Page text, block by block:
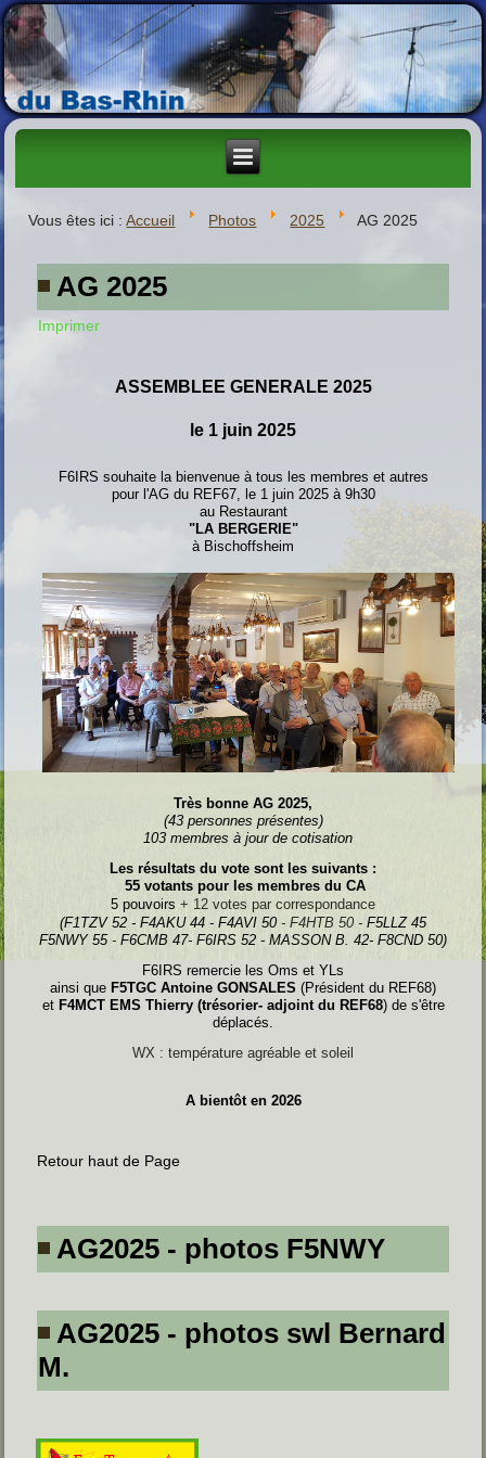
Vous êtes ici :Accueil Photos 2025 AG 2025
AG 2025
Imprimer
ASSEMBLEE GENERALE 2025
le 1 juin 2025
F6IRS souhaite la bienvenue à tous les membres et autres
pour l'AG du REF67, le 1 juin 2025 à 9h30
au Restaurant
"LA BERGERIE"
à Bischoffsheim
Très bonne AG 2025,
(43 personnes présentes)
103 membres à jour de cotisation
Les résultats du vote sont les suivants :
55 votants pour les membres du CA
5 pouvoirs + 12 votes par correspondance
(F1TZV 52 - F4AKU 44 - F4AVI 50 - F4HTB 50 - F5LLZ 45
F5NWY 55 - F6CMB 47- F6IRS 52 - MASSON B. 42- F8CND 50)
F6IRS remercie les Oms et YLs
ainsi que F5TGC Antoine GONSALES (Président du REF68)
et F4MCT EMS Thierry (trésorier- adjoint du REF68) de s'être
déplacés.
WX : température agréable et soleil
A bientôt en 2026
Retour haut de Page
AG2025 - photos F5NWY
AG2025 - photos swl Bernard
M.